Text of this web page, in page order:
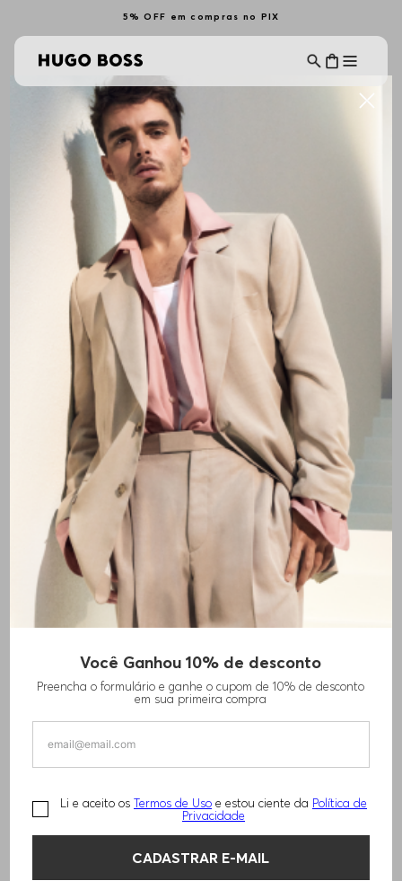
5% OFF em compras no PIX
Você Ganhou 10% de desconto
Preencha o formulário e ganhe o cupom de 10% de desconto
em sua primeira compra
Li e aceito os Termos de Uso e estou ciente da Política de
Privacidade
CADASTRAR E-MAIL
CALÇAS DE AJUSTE SLIM COM PERNA RETA
Qual o seu Tamanho? Tabela de Tamanhos
ADICIONAR AO CARRINHO